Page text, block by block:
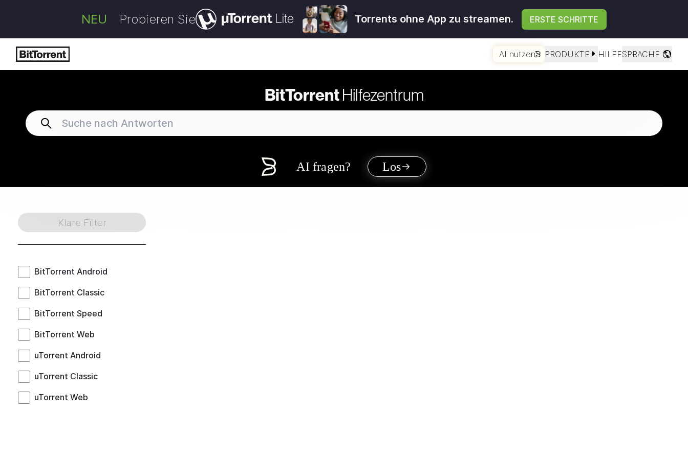
NEU Probieren Sie Torrents ohne App zu streamen. ERSTE SCHRITTE
AI nutzen PRODUKTE HILFESPRACHE
BitTorrentHilfezentrum
AI fragen? Los
Klare Filter
BitTorrent Android
BitTorrent Classic
BitTorrent Speed
BitTorrent Web
uTorrent Android
uTorrent Classic
uTorrent Web